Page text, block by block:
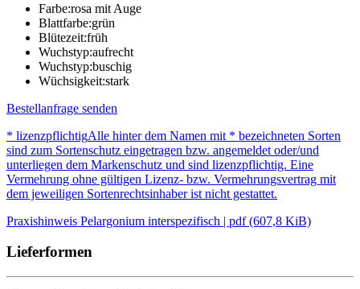
Farbe:rosa mit Auge
Blattfarbe:grün
Blütezeit:früh
Wuchstyp:aufrecht
Wuchstyp:buschig
Wüchsigkeit:stark
Bestellanfrage senden
* lizenzpflichtigAlle hinter dem Namen mit * bezeichneten Sorten
sind zum Sortenschutz eingetragen bzw. angemeldet oder/und
unterliegen dem Markenschutz und sind lizenzpflichtig. Eine
Vermehrung ohne gültigen Lizenz- bzw. Vermehrungsvertrag mit
dem jeweiligen Sortenrechtsinhaber ist nicht gestattet.
Praxishinweis Pelargonium interspezifisch | pdf (607,8 KiB)
Lieferformen